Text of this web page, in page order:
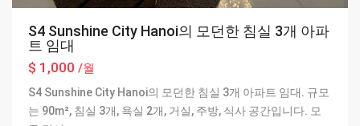
S4 Sunshine City Hanoi의 모던한 침실 3개 아파
트 임대
$ 1,000 /월
S4 Sunshine City Hanoi의 모던한 침실 3개 아파트 임대. 규모
는 90m², 침실 3개, 욕실 2개, 거실, 주방, 식사 공간입니다. 모